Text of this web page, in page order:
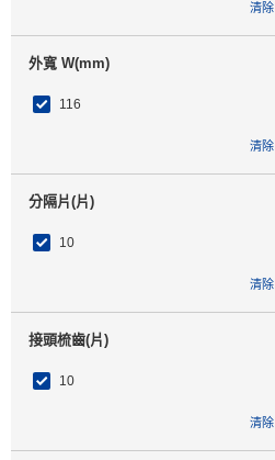
清除
外寬 W(mm)
116
清除
分隔片(片)
10
清除
接頭梳齒(片)
10
清除